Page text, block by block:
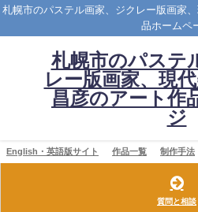
札幌市のパステル画家、ジクレー版画家
品ホームペ
札幌市のパステ
レー版画家、現
昌彦のアート作
ジ
English・英語版サイト 作品一覧 制作手法
質問と相談